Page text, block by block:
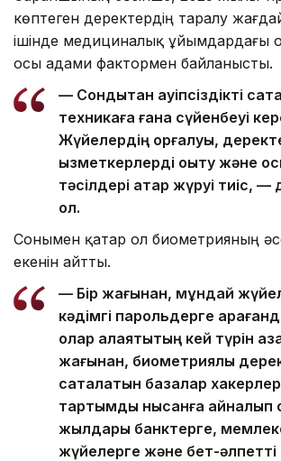
көптеген деректердің таралу
ішінде медициналық ұйымдардағы
осы адами фактормен байланысты.
— Сондықтан қауіпсіздікті
техникаға ғана сүйенбеуі
Жүйелердің қорғалуы,
қызметкерлерді оқыту және
тәсілдері қатар жүруі тиіс, —
ол.
Сонымен қатар ол биометрияның
екенін айтты.
— Бір жағынан, мұндай
кәдімгі парольдерге
олар алаяқтықтың кей түрін
жағынан, биометриялық
сақталатын базалар
тартымды нысанға айналып
жылдары банктерге,
жүйелерге және бет-әлпетті